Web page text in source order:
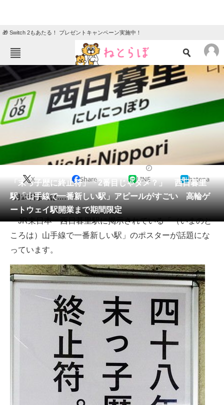
🎁 Switch 2もあたる！ プレゼントキャンペーン実施中！
ねとらぼメニュー
TOP ニュース
エンタメ クイズ
グルメ 地域
住まい 教育・育児
動物 リサーチ
会員記事
メディア
注目記事を集めた総合ページ
ITの今と未来を見通す
スマホと通信の最新トレンド
進化するPCとデバイスの未来
好きが集まる 比べて選べる
ビジネスと働き方のヒント
AI活用のいまが分かる
企業ITのトレンドを詳説
「末っ子歴に終止符」「2番目じゃダメ？」 西日暮里
駅「山手線で一番新しい駅」アピールがすごい 高輪ゲ
ートウェイ駅開業まで期間限定
X Share LINE hatena
3月13日までは……！
JR東日本・西日暮里駅に掲示されている「（いまのと
ころは）山手線で一番新しい駅」のポスターが話題にな
っています。